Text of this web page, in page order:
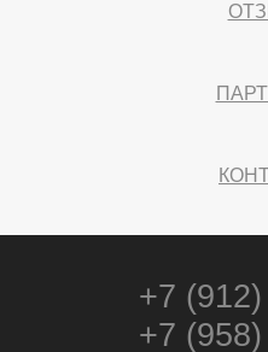
+7
+7